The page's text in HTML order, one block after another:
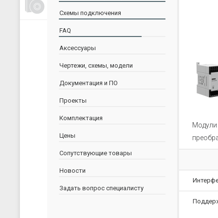
Счетчики, таймеры, тахометры
Для управления насосами
Для водоподготовки
Для электрических сетей
Архиваторы
Схемы подключения
FAQ
Аксессуары
Чертежи, схемы, модели
Документация и ПО
Проекты
Комплектация
Цены
Сопутствующие товары
Новости
Задать вопрос специалисту
Модули